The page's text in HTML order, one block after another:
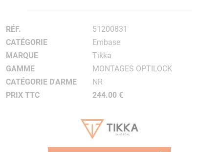
RÉF.
51200831
CATÉGORIE
Embase
MARQUE
Tikka
GAMME
MONTAGES OPTILOCK
CATÉGORIE D'ARME
NR
PRIX TTC
244.00 €